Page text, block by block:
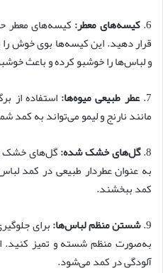
6. کیسه‌های معطر: کیسه‌های معطر
قرار دهید. این کیسه‌ها بوی خوش
و لباس‌ها را خوشبو کرده و باعث
7. عطر طبیعی میوه‌ها: استفاده از
مانند نارنج و لیمو می‌تواند به
8. گل‌های خشک شده:گل‌های خشک
به عنوان عطردار طبیعی در کمد
کمد ببخشند.
9. شستن منظم لباس‌ها:برای
به‌صورت منظم شسته و تمیز کنید.
آلودگی در کمد می‌شود.